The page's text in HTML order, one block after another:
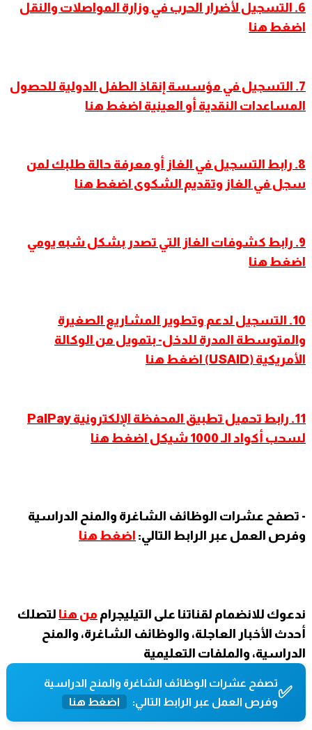
6. التسجيل لأضرار الحرب في وزارة المواصلات والنقل
اضغط هنا
7. التسجيل في مؤسسة إنقاذ الطفل الدولية للحصول
المساعدات النقدية أو العينية اضغط هنا
8. رابط التسجيل في الغاز أو معرفة حالة طلبك لمن
سجل في الغاز وتقديم الشكوى اضغط هنا
9
. رابط كشوفات الغاز التي تصدر بشكل شبه يومي
اضغط هنا
10. التسجيل لدعم وتطوير المشاريع الصغيرة
والمتوسطة المدرة للدخل- بتمويل من الوكالة
الأمريكية (USAID) اضغط هنا
11. رابط تحميل تطبيق المحفظة الإلكترونية PalPay
لسحب أكواد الـ 1000 شيكل اضغط هنا
- تصفح عشرات الوظائف الشاغرة والمنح الدراسية
وفرص العمل عبر الرابط التالي: اضغط هنا
ندعوك للانضمام لقناتنا على التيليجرام من هنا لتصلك
أحدث الأخبار العاجلة، والوظائف الشاغرة، والمنح
الدراسية، والملفات التعليمية
✅تصفح عشرات الوظائف الشاغرة والمنح الدراسية
وفرص العمل عبر الرابط التالي:
اضغط هنا